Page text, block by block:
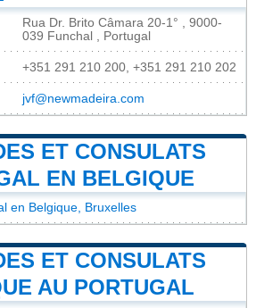
Rua Dr. Brito Câmara 20-1° , 9000-
039 Funchal , Portugal
+351 291 210 200, +351 291 210 202
jvf@newmadeira.com
ET CONSULATS
EN BELGIQUE
en Belgique, Bruxelles
ET CONSULATS
AU PORTUGAL